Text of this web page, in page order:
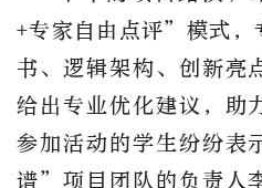
+专家自由点评”模式，
书、逻辑架构、创新亮
给出专业优化建议，助
参加活动的学生纷纷表
谱”项目团队的负责人